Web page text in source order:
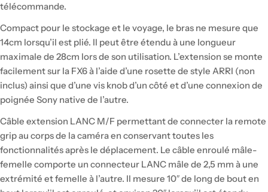
télécommande.
Compact pour le stockage et le voyage, le bras ne mesure que
14cm lorsqu’il est plié. Il peut être étendu à une longueur
maximale de 28cm lors de son utilisation. L’extension se monte
facilement sur la FX6 à l’aide d’une rosette de style ARRI (non
inclus) ainsi que d’une vis knob d’un côté et d’une connexion de
poignée Sony native de l’autre.
Câble extension LANC M/F permettant de connecter la remote
grip au corps de la caméra en conservant toutes les
fonctionnalités après le déplacement. Le câble enroulé mâle-
femelle comporte un connecteur LANC mâle de 2,5 mm à une
extrémité et femelle à l’autre. Il mesure 10″ de long de bout en